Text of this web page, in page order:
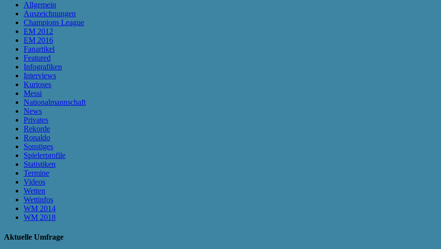
Allgemein
Auszeichnungen
Champions League
EM 2012
EM 2016
Fanartikel
Featured
Infografiken
Interviews
Kurioses
Messi
Nationalmannschaft
News
Privates
Rekorde
Ronaldo
Sonstiges
Spielerprofile
Statistiken
Termine
Videos
Wetten
Wettinfos
WM 2014
WM 2018
Aktuelle Umfrage